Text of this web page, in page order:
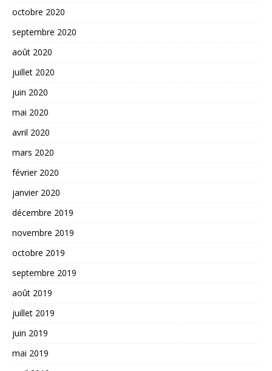
octobre 2020
septembre 2020
août 2020
juillet 2020
juin 2020
mai 2020
avril 2020
mars 2020
février 2020
janvier 2020
décembre 2019
novembre 2019
octobre 2019
septembre 2019
août 2019
juillet 2019
juin 2019
mai 2019